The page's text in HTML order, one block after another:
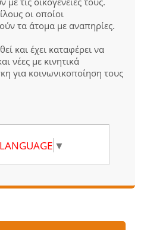
οι οποίοι
τα άτομα με αναπηρίες.
και έχει καταφέρει να
νέες με κινητικά
για κοινωνικοποίηση τους
▼